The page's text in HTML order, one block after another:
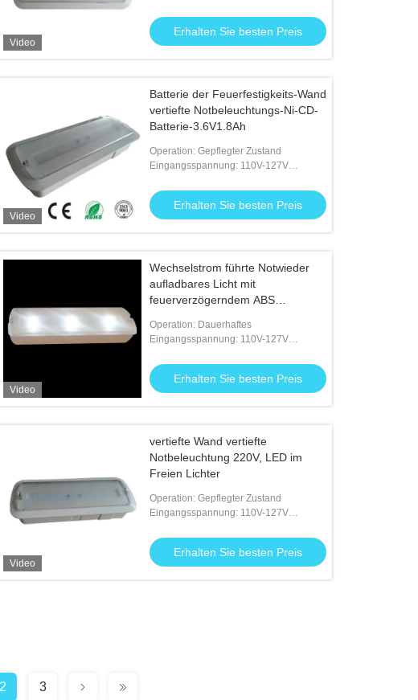
Video
Erhalten Sie besten Preis
Video
Batterie der Feuerfestigkeits-Wand
vertiefte Notbeleuchtungs-Ni-CD-
Batterie-3.6V1.8Ah
Operation: Gepflegter Zustand
Eingangsspannung: 110V-127V
Erhalten Sie besten Preis
Video
Wechselstrom führte Notwieder
aufladbares Licht mit
feuerverzögerndem ABS
Operation: Dauerhaftes
Eingangsspannung: 110V-127V
Erhalten Sie besten Preis
Video
vertiefte Wand vertiefte
Notbeleuchtung 220V, LED im
Freien Lichter
Operation: Gepflegter Zustand
Eingangsspannung: 110V-127V
Erhalten Sie besten Preis
2 3